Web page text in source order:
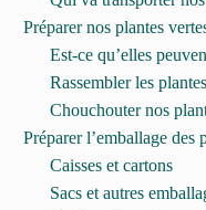
Préparer nos plantes
Est-ce qu’elles
Rassembler les plantes
Chouchouter nos
Préparer l’emballage des
Caisses et cartons
Sacs et autres